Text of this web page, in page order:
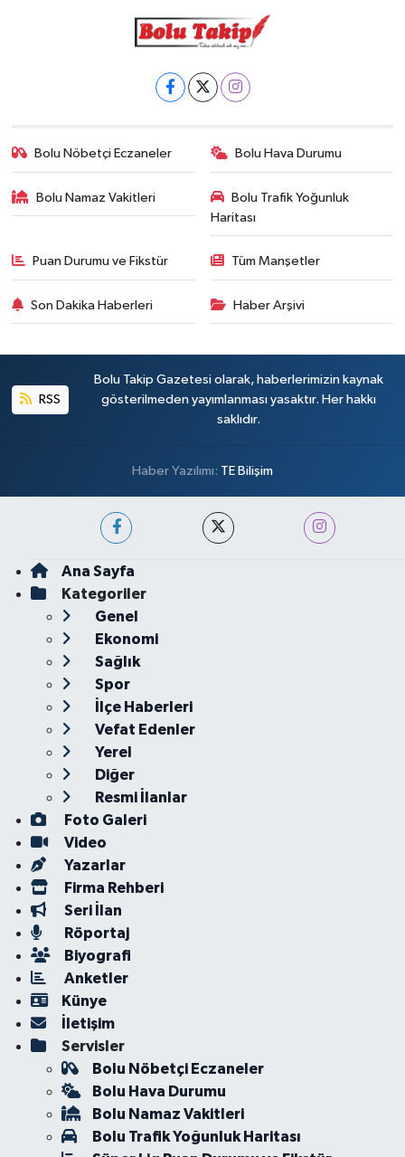
Bolu Nöbetçi Eczaneler Bolu Hava Durumu
Bolu Namaz Vakitleri
Bolu Trafik Yoğunluk
Haritası
Puan Durumu ve Fikstür Tüm Manşetler
Son Dakika Haberleri Haber Arşivi
RSS
Bolu Takip Gazetesi olarak, haberlerimizin kaynak
gösterilmeden yayımlanması yasaktır. Her hakkı
saklıdır.
Haber Yazılımı: TE Bilişim
Ana Sayfa
Kategoriler
Genel
Ekonomi
Sağlık
Spor
İlçe Haberleri
Vefat Edenler
Yerel
Diğer
Resmi İlanlar
Foto Galeri
Video
Yazarlar
Firma Rehberi
Seri İlan
Röportaj
Biyografi
Anketler
Künye
İletişim
Servisler
Bolu Nöbetçi Eczaneler
Bolu Hava Durumu
Bolu Namaz Vakitleri
Bolu Trafik Yoğunluk Haritası